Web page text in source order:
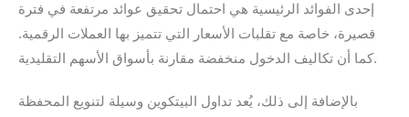
إحدى الفوائد الرئيسية هي احتمال تحقيق عوائد مرتفعة في فترة
قصيرة، خاصة مع تقلبات الأسعار التي تتميز بها العملات الرقمية.
كما أن تكاليف الدخول منخفضة مقارنة بأسواق الأسهم التقليدية.
بالإضافة إلى ذلك، يُعد تداول البيتكوين وسيلة لتنويع المحفظة